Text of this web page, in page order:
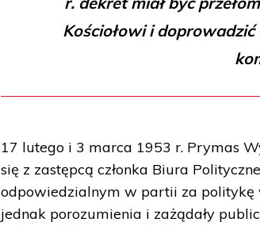
Kościołowi i
17 lutego i 3 marca 1953 r. Prymas
się z zastępcą członka Biura
odpowiedzialnym w partii za politykę
jednak porozumienia i zażądały